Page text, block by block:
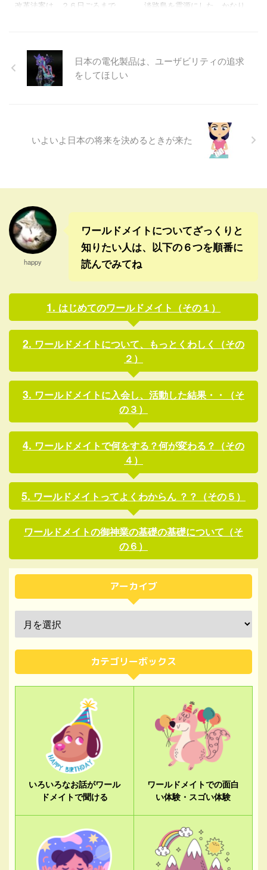
ろうし、でも長い目で見て ...
改革法案は、２６日ごろまで
いくことになるようだ。 他に
も、社会保険料の支払いを免
除されてきたパート主婦の負
それから、いよいよ政局も波
かと、良い方にとらえてはい
るけどね。ホントに ...
淡路島を震源にした、かなり
けどね。 運がよかったのかも
しれない。 そのあたりでは、
に、いつ大きな地震がくるか
わからないと改めて感じた。
それから南海トラフと言え
を ...
日本の電化製品は、ユーザビリティの追求
をしてほしい
いよいよ日本の将来を決めるときが来た
happy
ワールドメイトについてざっくりと
知りたい人は、以下の６つを順番に
読んでみてね
はじめてのワールドメイト（その１）
ワールドメイトについて、もっとくわしく（その
２）
ワールドメイトに入会し、活動した結果・・（そ
の３）
ワールドメイトで何をする？何が変わる？（その
４）
ワールドメイトってよくわからん ？？（その５）
ワールドメイトの御神業の基礎の基礎について（そ
の６）
アーカイブ
カテゴリーボックス
いろいろなお話がワール
ドメイトで聞ける
ワールドメイトでの面白
い体験・スゴい体験